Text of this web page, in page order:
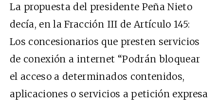
La propuesta del presidente Peña Nieto
decía, en la Fracción III de Artículo 145:
Los concesionarios que presten servicios
de conexión a internet “Podrán bloquear
el acceso a determinados contenidos,
aplicaciones o servicios a petición expresa